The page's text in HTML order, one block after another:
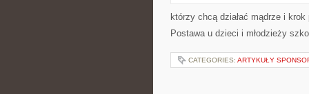
którzy chcą działać mądrze i
Postawa u dzieci i młodzieży
CATEGORIES: ARTYKUŁY